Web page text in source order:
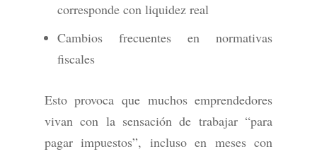
corresponde con liquidez real
Cambios frecuentes en normativas
fiscales
Esto provoca que muchos emprendedores
vivan con la sensación de trabajar “para
pagar impuestos”, incluso en meses con